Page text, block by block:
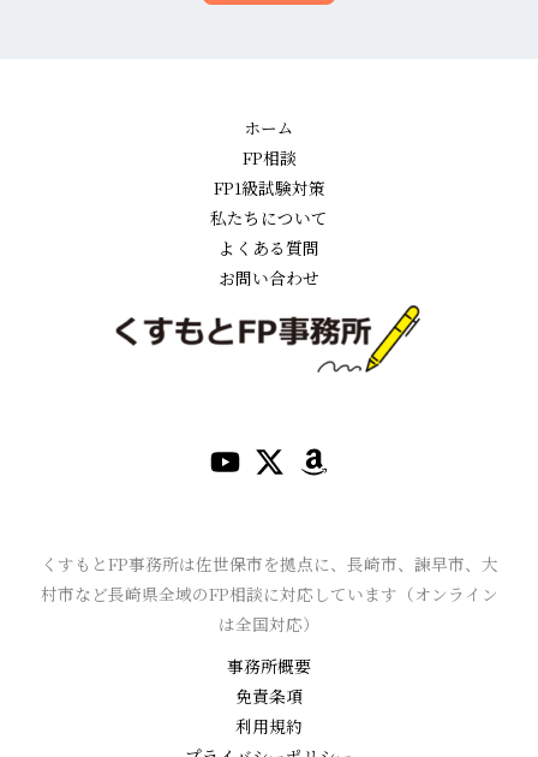
ホーム
FP相談
FP1級試験対策
私たちについて
よくある質問
お問い合わせ
くすもとFP事務所は佐世保市を拠点に、長崎市、諫早市、大
村市など長崎県全域のFP相談に対応しています（オンライン
は全国対応）
事務所概要
免責条項
利用規約